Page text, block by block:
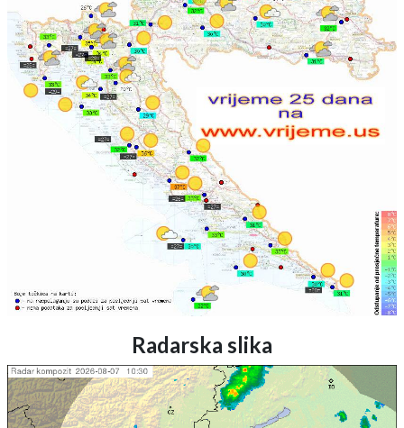
Radarska slika